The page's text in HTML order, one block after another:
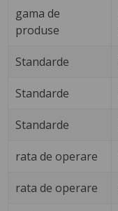
gama de
produse
Standarde
Standarde
Standarde
rata de operare
rata de operare